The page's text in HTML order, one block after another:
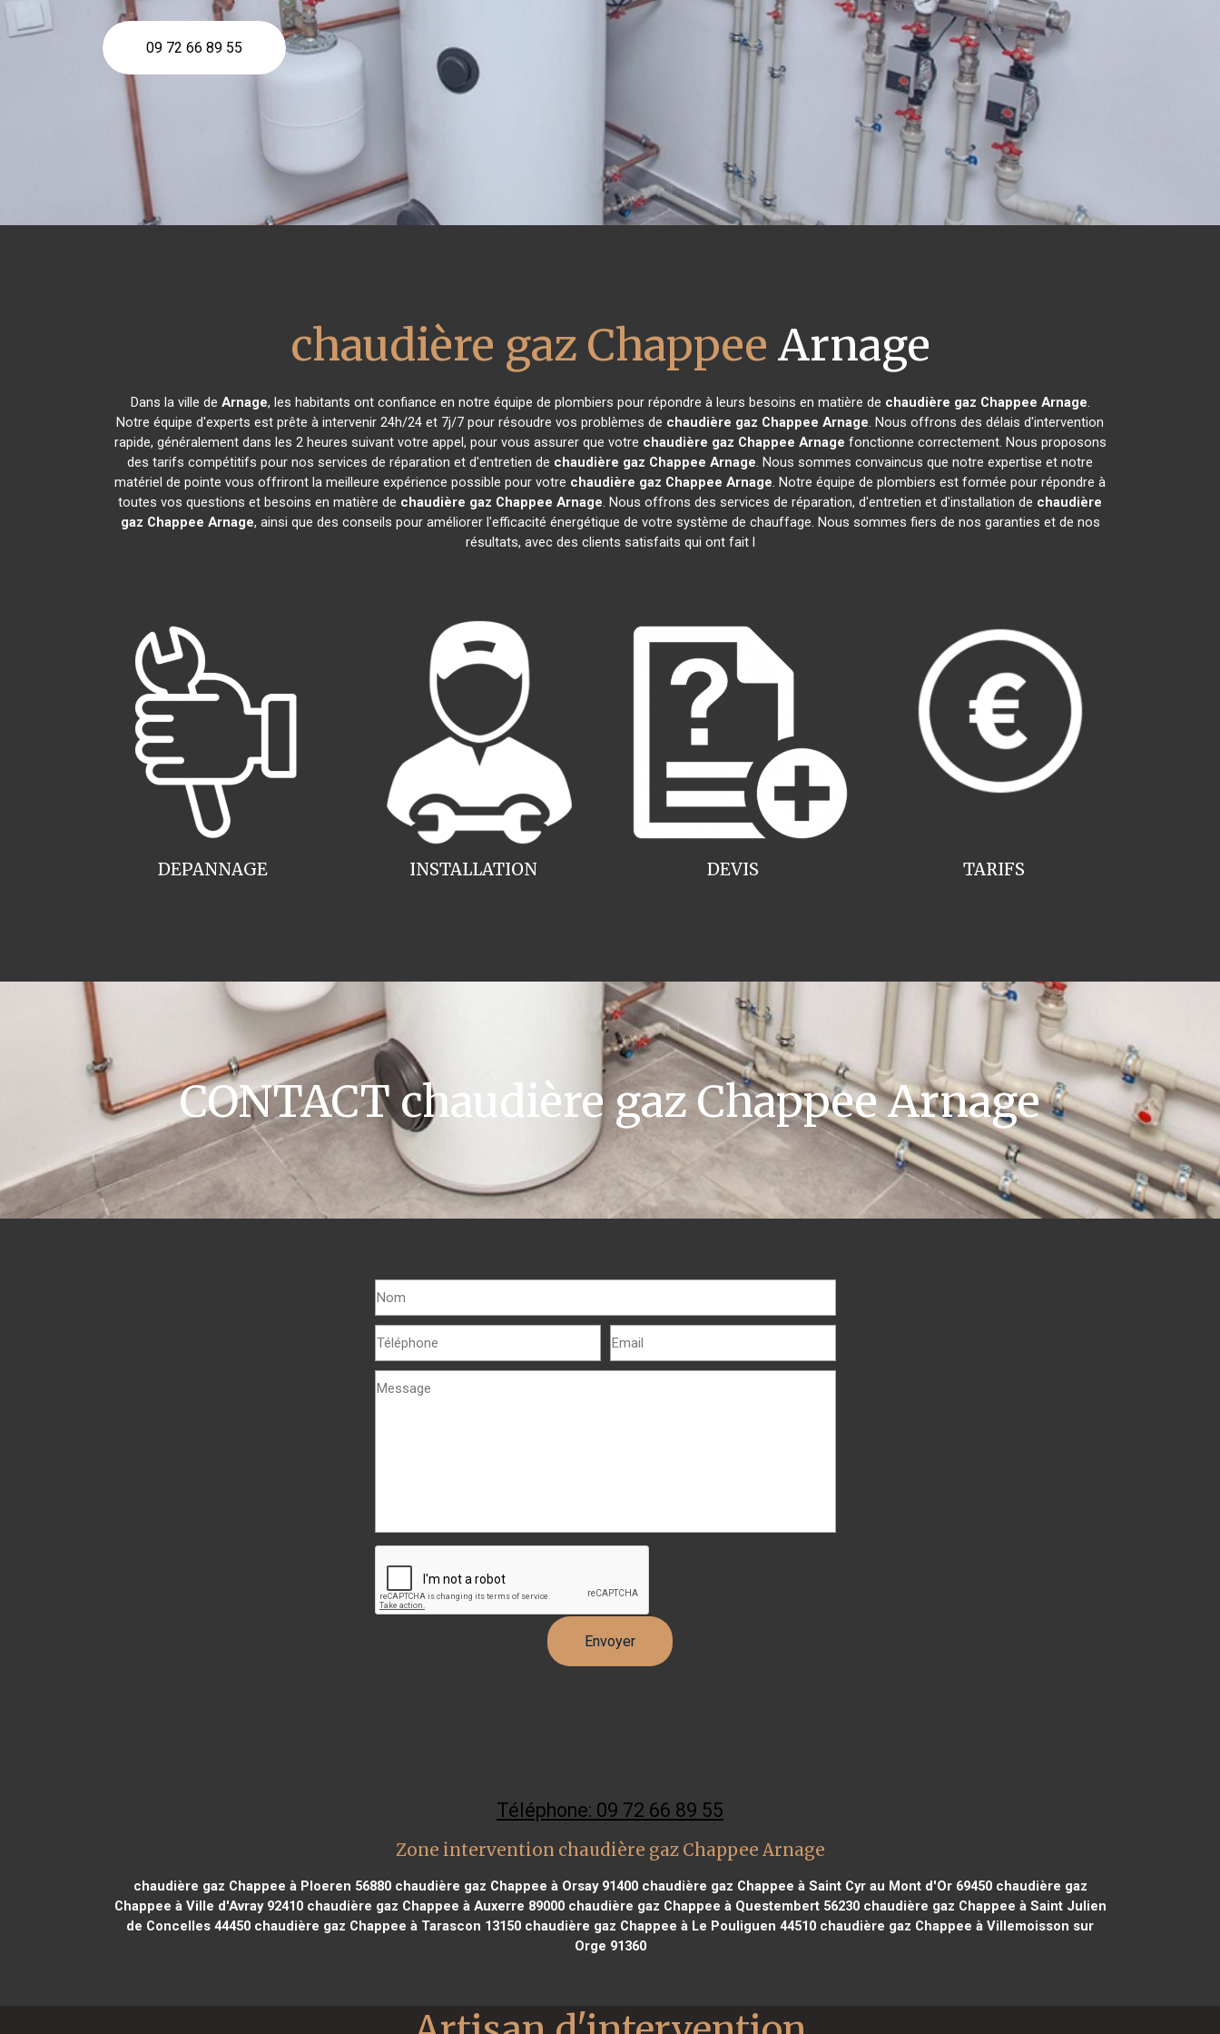
09 72 66 89 55
chaudière gaz Chappee Arnage
Dans la ville de Arnage, les habitants ont confiance en notre équipe de plombiers pour répondre à leurs besoins en matière de chaudière gaz Chappee Arnage.
Notre équipe d'experts est prête à intervenir 24h/24 et 7j/7 pour résoudre vos problèmes de chaudière gaz Chappee Arnage. Nous offrons des délais d'intervention
rapide, généralement dans les 2 heures suivant votre appel, pour vous assurer que votre chaudière gaz Chappee Arnage fonctionne correctement. Nous proposons
des tarifs compétitifs pour nos services de réparation et d'entretien de chaudière gaz Chappee Arnage. Nous sommes convaincus que notre expertise et notre
matériel de pointe vous offriront la meilleure expérience possible pour votre chaudière gaz Chappee Arnage. Notre équipe de plombiers est formée pour répondre à
toutes vos questions et besoins en matière de chaudière gaz Chappee Arnage. Nous offrons des services de réparation, d'entretien et d'installation de chaudière
gaz Chappee Arnage, ainsi que des conseils pour améliorer l'efficacité énergétique de votre système de chauffage. Nous sommes fiers de nos garanties et de nos
résultats, avec des clients satisfaits qui ont fait l
INSTALLATION
DEPANNAGE TARIFS
DEVIS
CONTACT chaudière gaz Chappee Arnage
Téléphone: 09 72 66 89 55
Zone intervention chaudière gaz Chappee Arnage
chaudière gaz Chappee à Ploeren 56880chaudière gaz Chappee à Orsay 91400chaudière gaz Chappee à Saint Cyr au Mont d'Or 69450chaudière gaz
Chappee à Ville d'Avray 92410chaudière gaz Chappee à Auxerre 89000chaudière gaz Chappee à Questembert 56230chaudière gaz Chappee à Saint Julien
de Concelles 44450 chaudière gaz Chappee à Tarascon 13150 chaudière gaz Chappee à Le Pouliguen 44510 chaudière gaz Chappee à Villemoisson sur
Orge 91360